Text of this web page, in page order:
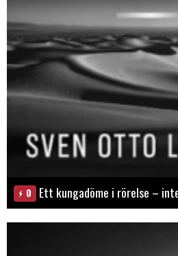
0 Ett kungadöme i rörelse –